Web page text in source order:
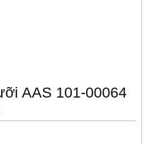
AAS 101-00064